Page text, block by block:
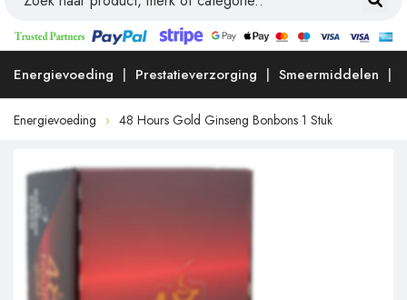
Energievoeding Prestatieverzorging Smeermiddelen
Energievoeding 48 Hours Gold Ginseng Bonbons 1 Stuk